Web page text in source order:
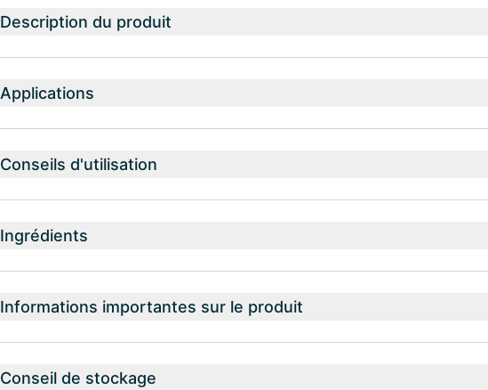
Description du produit
Applications
Conseils d'utilisation
Ingrédients
Informations importantes sur le produit
Conseil de stockage